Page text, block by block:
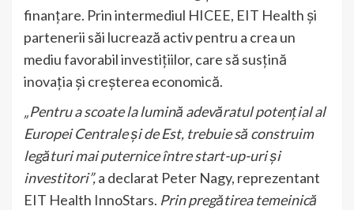
finanțare. Prin intermediul HICEE, EIT Health și
partenerii săi lucrează activ pentru a crea un
mediu favorabil investițiilor, care să susțină
inovația și creșterea economică.
„Pentru a scoate la lumină adevăratul potențial al
Europei Centrale și de Est, trebuie să construim
legături mai puternice între start-up-uri și
investitori”,a declarat Peter Nagy, reprezentant
EIT Health InnoStars. Prin pregătirea temeinică